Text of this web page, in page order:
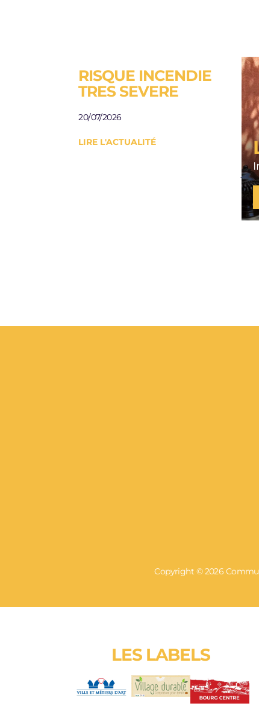
RISQUE INCENDIE
TRES SEVERE
LIRE L'ACTUALITÉ
20/07/2026
A
10/
Copyright © 2026
LES LABELS